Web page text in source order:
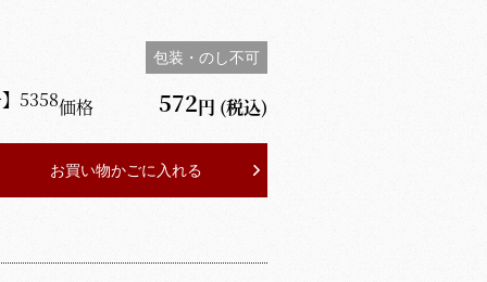
包装・のし不可
5358価格 572円 (税込)
お買い物かごに入れる